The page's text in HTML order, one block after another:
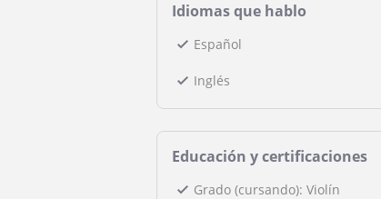
Idiomas que hablo
Español
Inglés
Educación y certificaciones
Grado (cursando): Violín